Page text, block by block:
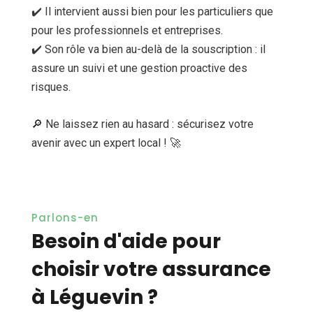
✔️ Il intervient aussi bien pour les particuliers que
pour les professionnels et entreprises.
✔️ Son rôle va bien au-delà de la souscription : il
assure un suivi et une gestion proactive des
risques.
🔎 Ne laissez rien au hasard : sécurisez votre
avenir avec un expert local ! 🚀
Parlons-en
Besoin d'aide pour
choisir votre assurance
à Léguevin ?